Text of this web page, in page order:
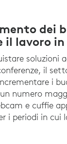
dei
il lavoro
soluzioni
il
i
numero
e cuffie
i periodi in cui